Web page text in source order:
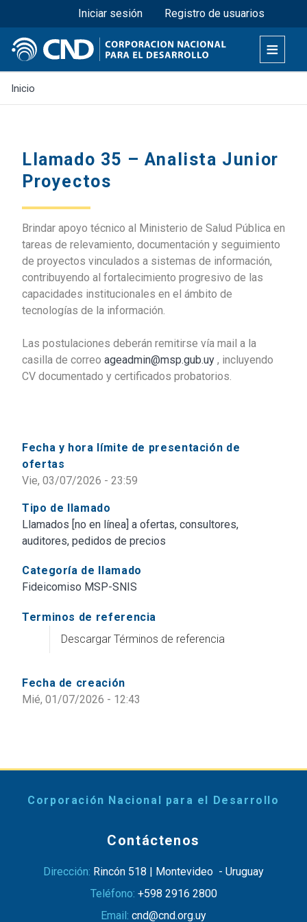
Pasar
al
contenido
principal
Menú superior
Iniciar sesión Registro de usuarios
Inicio
Fecha y hora límite de presentación de
ofertas
Vie, 03/07/2026 - 23:59
Tipo de llamado
Llamados [no en línea] a ofertas, consultores,
auditores, pedidos de precios
Categoría de llamado
Fideicomiso MSP-SNIS
Terminos de referencia
Descargar Términos de referencia
Fecha de creación
Mié, 01/07/2026 - 12:43
Llamado 35 – Analista Junior
Proyectos
Brindar apoyo técnico al Ministerio de Salud Pública en
tareas de relevamiento, documentación y seguimiento
de proyectos vinculados a sistemas de información,
contribuyendo al fortalecimiento progresivo de las
capacidades institucionales en el ámbito de
tecnologías de la información.
Las postulaciones deberán remitirse vía mail a la
casilla de correo ageadmin@msp.gub.uy , incluyendo
CV documentado y certificados probatorios.
Corporación Nacional para el Desarrollo
Contáctenos
Dirección: Rincón 518 | Montevideo - Uruguay
Teléfono: +598 2916 2800
Email: cnd@cnd.org.uy